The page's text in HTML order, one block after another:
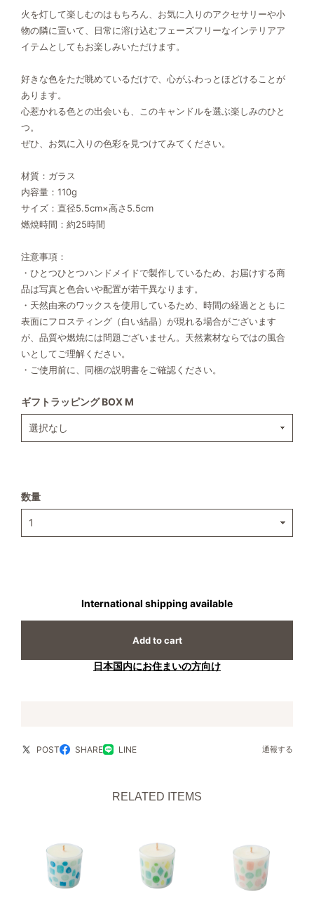
火を灯して楽しむのはもちろん、お気に入りのアクセサリーや小
物の隣に置いて、日常に溶け込むフェーズフリーなインテリアア
イテムとしてもお楽しみいただけます。
好きな色をただ眺めているだけで、心がふわっとほどけることが
あります。
心惹かれる色との出会いも、このキャンドルを選ぶ楽しみのひと
つ。
ぜひ、お気に入りの色彩を見つけてみてください。
材質：ガラス
内容量：110g
サイズ：直径5.5cm×高さ5.5cm
燃焼時間：約25時間
注意事項：
・ひとつひとつハンドメイドで製作しているため、お届けする商
品は写真と色合いや配置が若干異なります。
・天然由来のワックスを使用しているため、時間の経過とともに
表面にフロスティング（白い結晶）が現れる場合がございます
が、品質や燃焼には問題ございません。天然素材ならではの風合
いとしてご理解ください。
・ご使用前に、同梱の説明書をご確認ください。
ギフトラッピング BOX M
数量
International shipping available
Add to cart
日本国内にお住まいの方向け
POST SHARE LINE 通報する
RELATED ITEMS